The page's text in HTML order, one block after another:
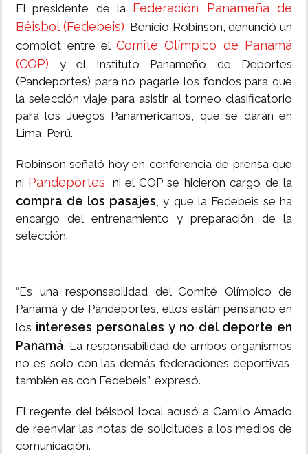
El presidente de la Federación Panameña de
Béisbol (Fedebeis), Benicio Robinson, denunció un
complot entre el Comité Olímpico de Panamá
(COP) y el Instituto Panameño de Deportes
(Pandeportes) para no pagarle los fondos para que
la selección viaje para asistir al torneo clasificatorio
para los Juegos Panamericanos, que se darán en
Lima, Perú.
Robinson señaló hoy en conferencia de prensa que
ni Pandeportes, ni el COP se hicieron cargo de la
compra de los pasajes, y que la Fedebeis se ha
encargo del entrenamiento y preparación de la
selección.
“Es una responsabilidad del Comité Olímpico de
Panamá y de Pandeportes, ellos están pensando en
los intereses personales y no del deporte en
Panamá. La responsabilidad de ambos organismos
no es solo con las demás federaciones deportivas,
también es con Fedebeis”, expresó.
El regente del béisbol local acusó a Camilo Amado
de reenviar las notas de solicitudes a los medios de
comunicación.